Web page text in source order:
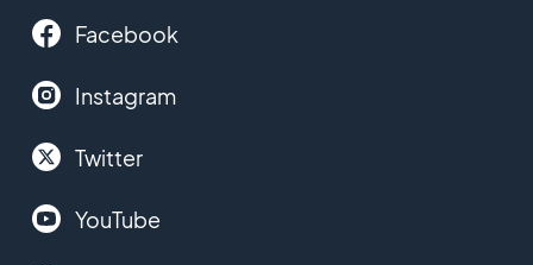
Facebook
Instagram
Twitter
YouTube